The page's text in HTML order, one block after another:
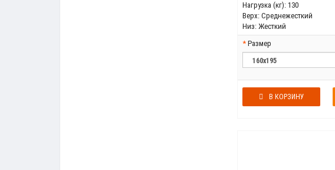
Нагрузка (кг): 130
Верх: Среднежесткий
Низ: Жесткий
Размер
В КОРЗИНУ